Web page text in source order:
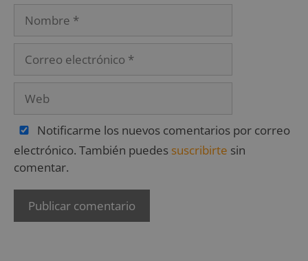
Notificarme los nuevos comentarios por correo
electrónico. También puedes suscribirte sin
comentar.